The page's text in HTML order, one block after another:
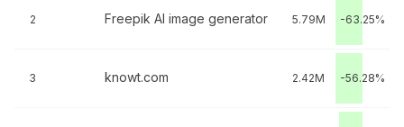
2 Freepik AI image generator 5.79M -63.25%
3 knowt.com 2.42M -56.28%